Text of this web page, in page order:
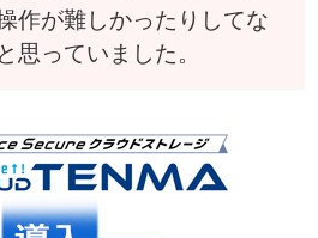
作が難しかったりしてな
思っていました。